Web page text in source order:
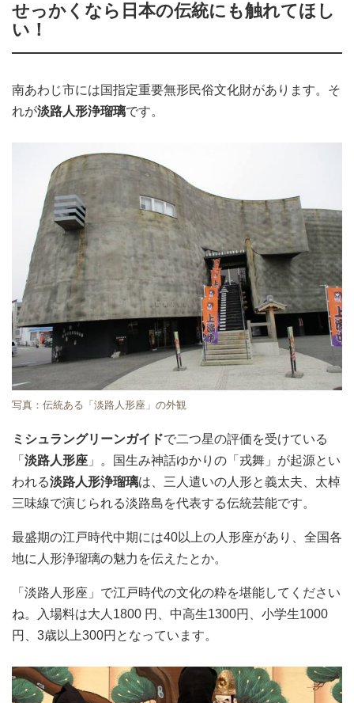
せっかくなら日本の伝統にも触れてほし
い！
南あわじ市には国指定重要無形民俗文化財があります。そ
れが淡路人形浄瑠璃です。
写真：伝統ある「淡路人形座」の外観
ミシュラングリーンガイドで二つ星の評価を受けている
「 淡路人形座 」。国生み神話ゆかりの「戎舞」が起源とい
われる淡路人形浄瑠璃は、三人遣いの人形と義太夫、太棹
三味線で演じられる淡路島を代表する伝統芸能です。
最盛期の江戸時代中期には40以上の人形座があり、全国各
地に人形浄瑠璃の魅力を伝えたとか。
「淡路人形座」で江戸時代の文化の粋を堪能してください
ね。入場料は大人1800 円、中高生1300円、小学生1000
円、3歳以上300円となっています。